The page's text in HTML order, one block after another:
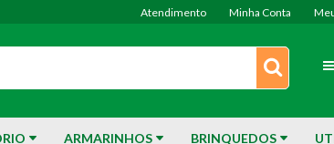
Atendimento Minha Conta
ARMARINHOS BRINQUEDOS